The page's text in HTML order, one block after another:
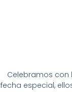
Celebramos con
fecha especial,